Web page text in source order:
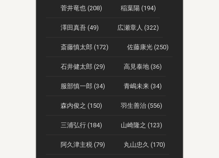
菅井竜也 (208) 稲葉陽 (194)
澤田真吾 (49) 広瀬章人 (322)
斎藤慎太郎 (172) 佐藤康光 (250)
石井健太郎 (29) 高見泰地 (36)
服部慎一郎 (34) 青嶋未来 (34)
森内俊之 (150) 羽生善治 (556)
三浦弘行 (184) 山崎隆之 (123)
阿久津主税 (79) 丸山忠久 (170)